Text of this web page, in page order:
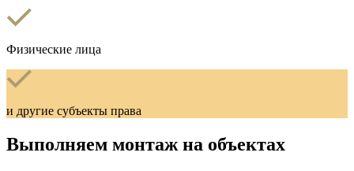
Физические лица
и другие субъекты права
Выполняем монтаж на объектах